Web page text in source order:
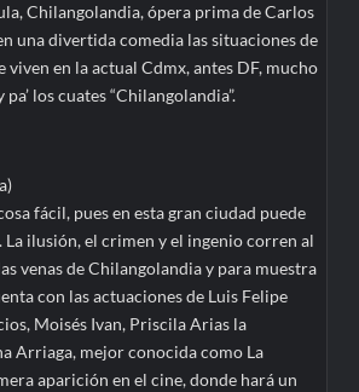
Chilangolandia, ópera prima de Carlos
una divertida comedia las situaciones de
viven en la actual Cdmx, antes DF, mucho
los cuates “Chilangolandia”.
fácil, pues en esta gran ciudad puede
La ilusión, el crimen y el ingenio corren al
venas de Chilangolandia y para muestra
con las actuaciones de Luis Felipe
Moisés Ivan, Priscila Arias la
Arriaga, mejor conocida como La
aparición en el cine, donde hará un